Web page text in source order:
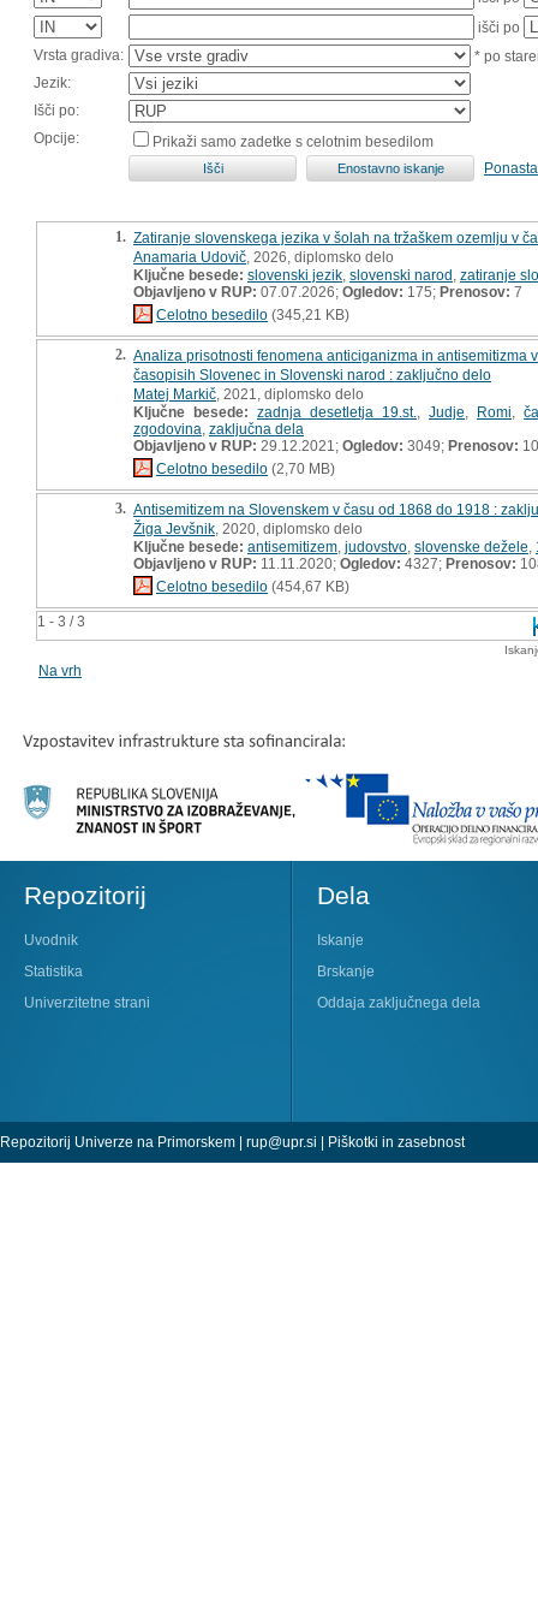
išči po
Vrsta gradiva:
* po
Jezik:
Išči po:
Opcije:
Prikaži samo zadetke s celotnim besedilom
1 - 3 / 3
1. Zatiranje slovenskega jezika v šolah na tržaškem ozemlju v
Anamaria Udovič , 2026, diplomsko delo
Ključne besede: slovenski jezik slovenski narod zatiranje
Objavljeno v RUP: 07.07.2026; Ogledov: 175; Prenosov: 7
Celotno besedilo (345,21 KB)
2. Analiza prisotnosti fenomena anticiganizma in
časopisih Slovenec in Slovenski narod : zaključno delo
Matej Markič , 2021, diplomsko delo
Ključne besede: zadnja desetletja 19.st. Judje Romi
zgodovina zaključna dela
Objavljeno v RUP: 29.12.2021; Ogledov: 3049; Prenosov:
Celotno besedilo (2,70 MB)
3. Antisemitizem na Slovenskem v času od 1868 do 1918 :
Žiga Jevšnik , 2020, diplomsko delo
Ključne besede: antisemitizem judovstvo slovenske dežele
Objavljeno v RUP: 11.11.2020; Ogledov: 4327; Prenosov:
Celotno besedilo (454,67 KB)
Na vrh
Repozitorij
Uvodnik
Statistika
Univerzitetne strani
Dela
Iskanje
Brskanje
Oddaja zaključnega dela
Repozitorij Univerze na Primorskem | rup@upr.si | Piškotki in zasebnost